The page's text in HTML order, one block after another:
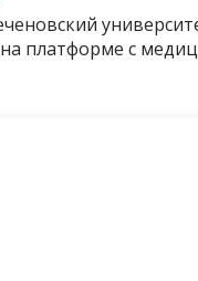
платформе с